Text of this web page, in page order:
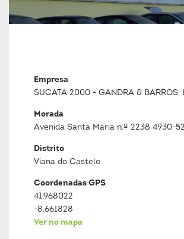
Empresa
SUCATA 2000 - GANDRA & BARROS,
Morada
Avenida Santa Maria n.º 2238 4930-
Distrito
Viana do Castelo
Coordenadas GPS
41.968022
-8.661828
Ver no mapa